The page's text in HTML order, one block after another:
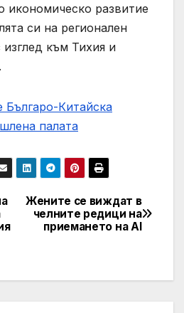
икономическо развитие
си на регионален
към Тихия и
Българо-Китайска
палaта
Жените се виждат в
челните редици на
приемането на AI